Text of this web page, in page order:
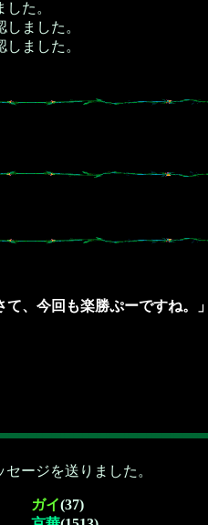
た。
ました。
ました。
て、今回も楽勝ぷーですね。」
ージを送りました。
ガイ(37)